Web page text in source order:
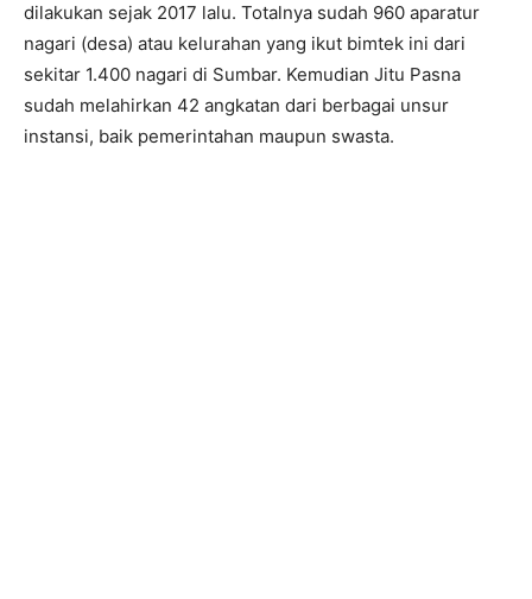
dilakukan sejak 2017 lalu. Totalnya sudah 960 aparatur
nagari (desa) atau kelurahan yang ikut bimtek ini dari
sekitar 1.400 nagari di Sumbar. Kemudian Jitu Pasna
sudah melahirkan 42 angkatan dari berbagai unsur
instansi, baik pemerintahan maupun swasta.